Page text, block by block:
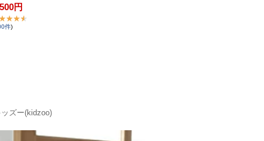
円
件)
ッズー(kidzoo)